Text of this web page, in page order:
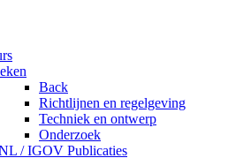
Back
Richtlijnen en regelgeving
Techniek en ontwerp
Onderzoek
/ IGOV Publicaties